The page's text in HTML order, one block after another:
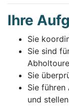
Ihre
Sie
Sie sind
Sie
Sie
und